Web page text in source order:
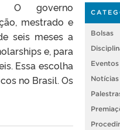
) O governo
mestrado e
seis meses a
e, para
Essa escolha
no Brasil. Os
Bolsas
Eventos
Notícias